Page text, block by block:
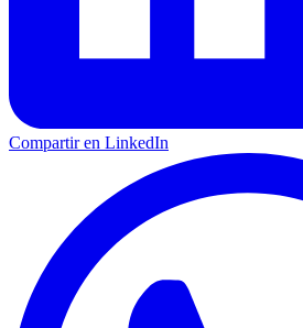
Compartir en LinkedIn